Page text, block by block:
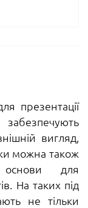
презентації
вигляд,
можна також
основи для
На таких під
не тільки